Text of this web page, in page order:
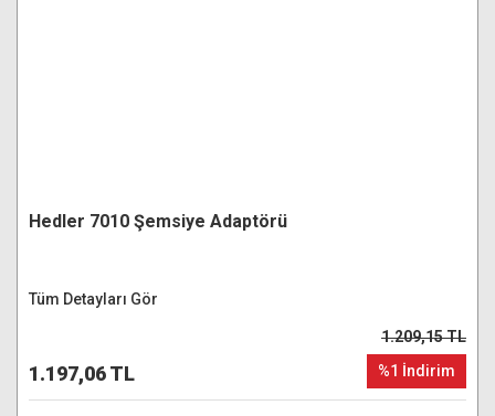
Hedler 7010 Şemsiye Adaptörü
Tüm Detayları Gör
1.197,06 TL
1.209,15 TL
%1 İndirim